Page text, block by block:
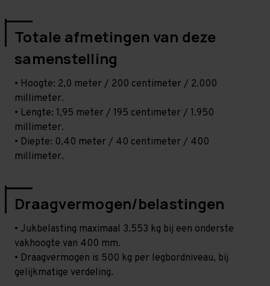
Totale afmetingen van deze
samenstelling
• Hoogte: 2,0 meter / 200 centimeter / 2.000
millimeter.
• Lengte: 1,95 meter / 195 centimeter / 1.950
millimeter.
• Diepte: 0,40 meter / 40 centimeter / 400
millimeter.
Draagvermogen/belastingen
• Jukbelasting maximaal 3.553 kg bij een onderste
vakhoogte van 400 mm.
• Draagvermogen is 500 kg per legbordniveau, bij
gelijkmatige verdeling.